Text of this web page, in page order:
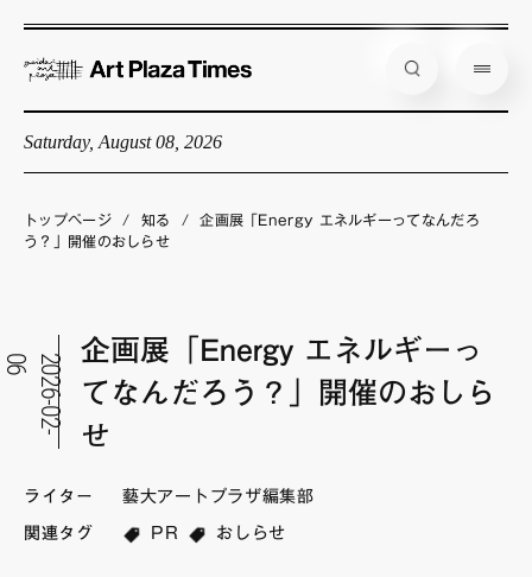
Saturday, August 08, 2026
企画展情報
インタビュー
アーティスト
店舗からのお知らせ
公式通販
トップページ / 知る /
企画展「Energy エネルギーってなんだろ
う？」開催のおしらせ
2
0
2
6
-
0
2
-
0
6
企画展「Energy エネルギーっ
てなんだろう？」開催のおしら
せ
ライター 藝大アートプラザ編集部
関連タグ PR おしらせ